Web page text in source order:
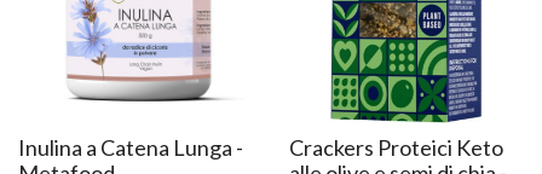
Inulina a Catena Lunga -
Crackers Proteici Keto